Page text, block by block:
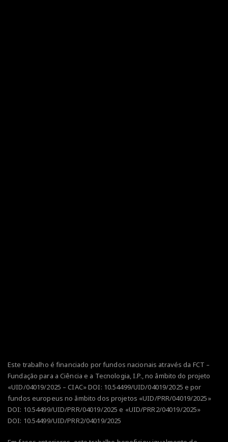
Este trabalho é financiado por fundos nacionais através da FCT –
Fundação para a Ciência e a Tecnologia, I.P., no âmbito do projeto
«UID/04019/2025 – CIAC» DOI: 10.54499/UID/04019/2025 e por
fundos europeus no âmbito dos projetos «UID/PRR/04019/2025»
DOI: 10.54499/UID/PRR/04019/2025 e «UID/PRR2/04019/2025»
DOI: 10.54499/UID/PRR2/04019/2025